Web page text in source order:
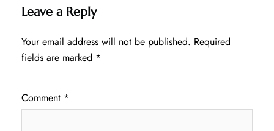
Leave a Reply
Your email address will not be published. Required
fields are marked *
Comment *